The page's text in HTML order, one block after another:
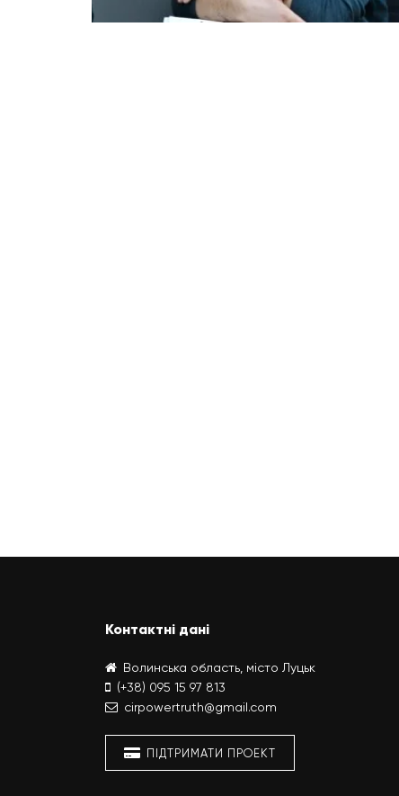
Контактні дані
Волинська область, місто Луцьк
(+38) 095 15 97 813
cirpowertruth@gmail.com
ПІДТРИМАТИ ПРОЕКТ